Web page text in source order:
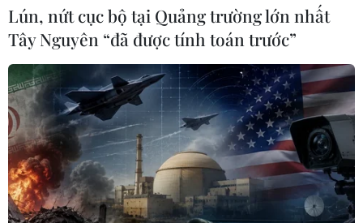
WHO ghi nhận tín hiệu tích cực từ
thử nghiệm điều trị Ebola tại Congo
04/08/2026 22:42
Báo động xu hướng gia tăng người
trẻ mắc ung thư
04/08/2026 14:10
Lún, nứt cục bộ tại Quảng trường lớn nhất
Tây Nguyên “đã được tính toán trước”